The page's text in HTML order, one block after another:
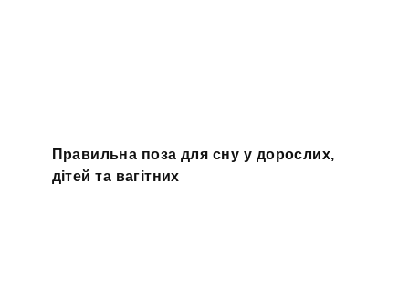
Правильна поза для сну у дорослих,
дітей та вагітних